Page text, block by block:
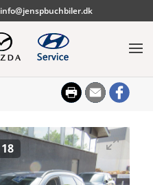
info@jenspbuchbiler.dk
18